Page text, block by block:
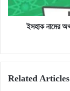
name
meaning
ইসহাক নামের
Related Articles